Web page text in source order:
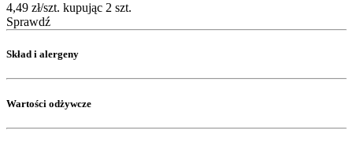
4,49 zł/szt. kupując 2 szt.
Sprawdź
Skład i alergeny
Wartości odżywcze